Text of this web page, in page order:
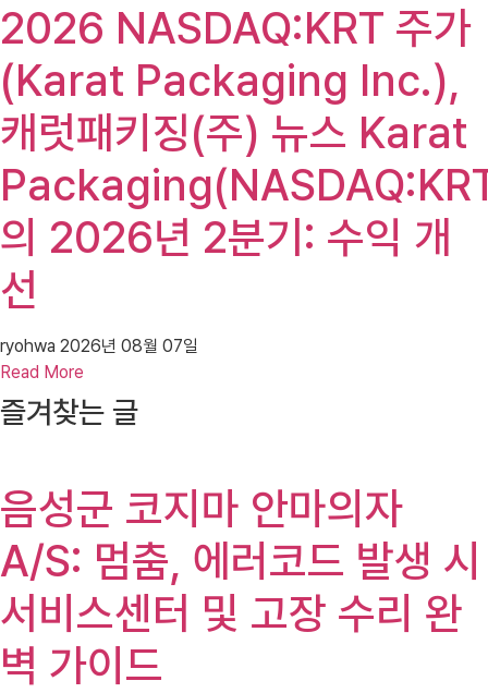
2026 NASDAQ:KRT 주가
(Karat Packaging Inc.),
캐럿패키징(주) 뉴스 Karat
의 2026년 2분기: 수익 개
선
ryohwa 2026년 08월 07일
Read More
즐겨찾는 글
음성군 코지마 안마의자
A/S: 멈춤, 에러코드 발생 시
서비스센터 및 고장 수리 완
벽 가이드